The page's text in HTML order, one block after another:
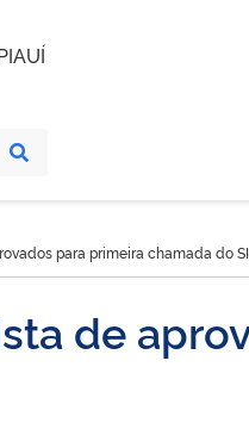
para primeira chamada do
de